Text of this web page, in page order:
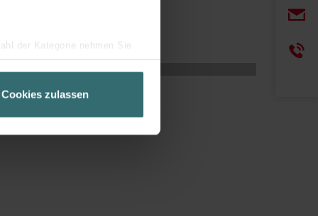
der Kategorie nehmen Sie
Informationen
über einen Link in der
Cookies zulassen